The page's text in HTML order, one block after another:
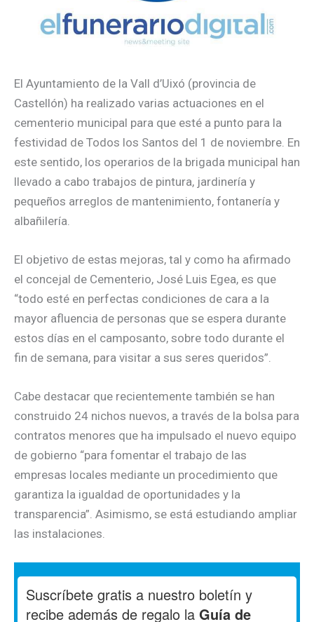
El Ayuntamiento de la Vall d’Uixó (provincia de
Castellón) ha realizado varias actuaciones en el
cementerio municipal para que esté a punto para la
festividad de Todos los Santos del 1 de noviembre. En
este sentido, los operarios de la brigada municipal han
llevado a cabo trabajos de pintura, jardinería y
pequeños arreglos de mantenimiento, fontanería y
albañilería.
El objetivo de estas mejoras, tal y como ha afirmado
el concejal de Cementerio, José Luis Egea, es que
“todo esté en perfectas condiciones de cara a la
mayor afluencia de personas que se espera durante
estos días en el camposanto, sobre todo durante el
fin de semana, para visitar a sus seres queridos”.
Cabe destacar que recientemente también se han
construido 24 nichos nuevos, a través de la bolsa para
contratos menores que ha impulsado el nuevo equipo
de gobierno “para fomentar el trabajo de las
empresas locales mediante un procedimiento que
garantiza la igualdad de oportunidades y la
transparencia”. Asimismo, se está estudiando ampliar
las instalaciones.